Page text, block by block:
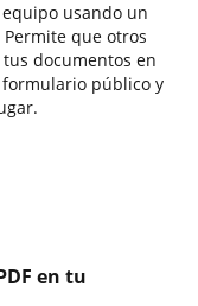
usando un
que otros
documentos en
público y
en tu